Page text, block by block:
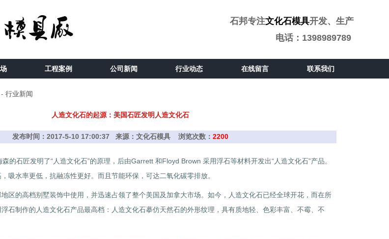
石邦专注文化石模具开发、生产
电话：1398989789
工程案例 公司新闻 行业动态 在线留言 联系我们
行业新闻
人造文化石的起源：美国石匠发明人造文化石
发布时间：2017-5-10 17:00:37 来源：文化石模具 浏览次数： 2200
的石匠发明了“人造文化石”的原理，后由Garrett 和Floyd Brown 采用浮石等材料开发出“人造文化石”产品。
吸水率更低，抗融冻性更好。而且节能环保，可达二氧化碳零排放。
区的高档别墅装饰中使用，并迅速占领了整个美国及加拿大市场。如今，人造文化石已经全球开花，而在所
石制作的人造文化石产品最高档：人造文化石摹仿天然石的外形纹理，具有质地轻、色彩丰富、不霉、不